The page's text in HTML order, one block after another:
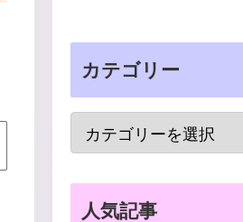
カテゴリー
人気記事